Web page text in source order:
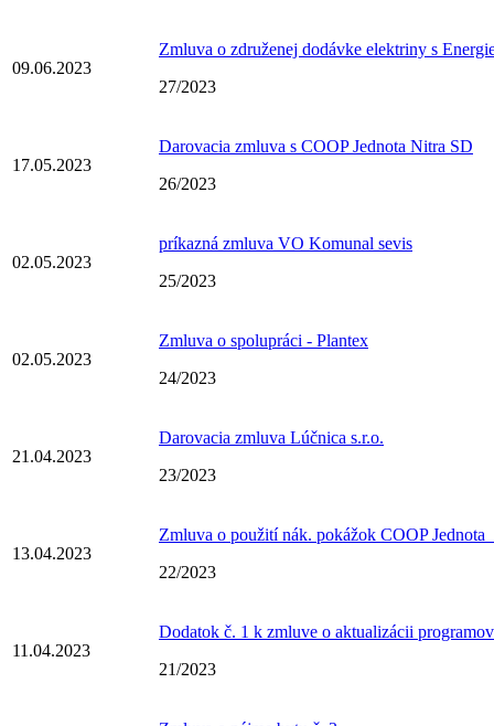
09.06.2023
Zmluva o združenej dodávke elektriny s
27/2023
17.05.2023
Darovacia zmluva s COOP Jednota Nitra SD
26/2023
02.05.2023
príkazná zmluva VO Komunal sevis
25/2023
02.05.2023
Zmluva o spolupráci - Plantex
24/2023
21.04.2023
Darovacia zmluva Lúčnica s.r.o.
23/2023
13.04.2023
Zmluva o použití nák. pokážok COOP
22/2023
11.04.2023
Dodatok č. 1 k zmluve o aktualizácii programov
21/2023